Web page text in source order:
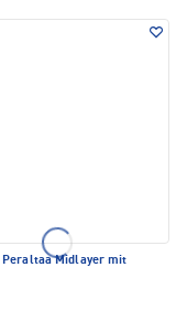
Peraltaa Midlayer mit